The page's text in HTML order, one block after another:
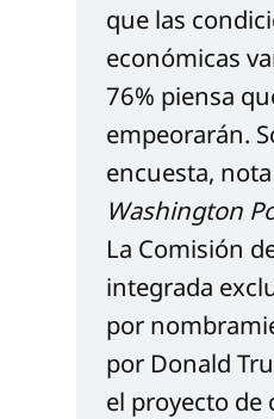
que las
económicas
76% piensa
empeorarán.
Washington
La Comisión
integrada
por
por Donald
el proyecto de